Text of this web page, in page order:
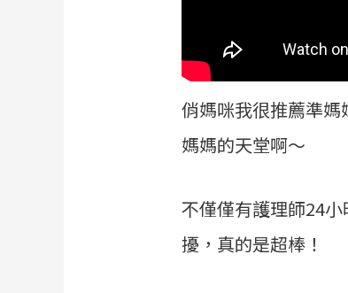
俏媽咪我很推薦準
媽媽的天堂啊～
不僅僅有護理師24
擾，真的是超棒！